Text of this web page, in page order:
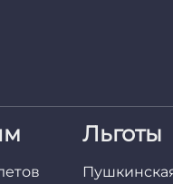
Льготы